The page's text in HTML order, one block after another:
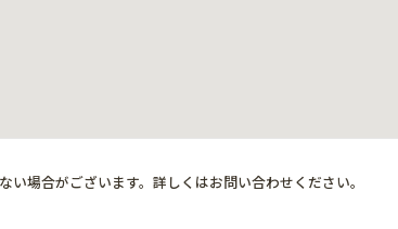
場合がございます。詳しくはお問い合わせください。